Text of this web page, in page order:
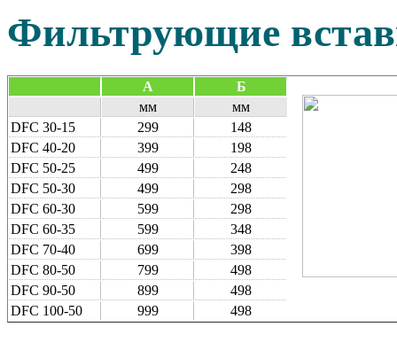
Фильтрующие
А
Б
мм
мм
DFC 30-15
299
148
DFC 40-20
399
198
DFC 50-25
499
248
DFC 50-30
499
298
DFC 60-30
599
298
DFC 60-35
599
348
DFC 70-40
699
398
DFC 80-50
799
498
DFC 90-50
899
498
DFC 100‑50
999 498